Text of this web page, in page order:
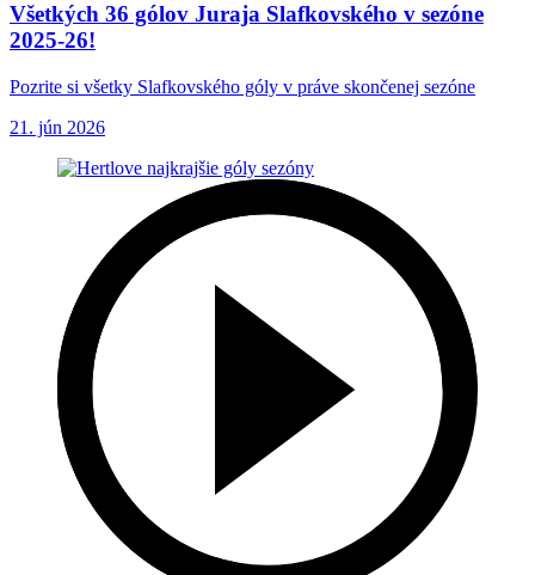
Všetkých 36 gólov Juraja Slafkovského v sezóne
2025-26!
Pozrite si všetky Slafkovského góly v práve skončenej sezóne
21. jún 2026